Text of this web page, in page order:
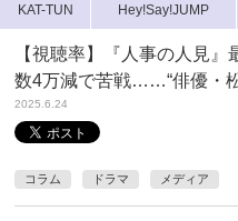
KAT-TUN Hey!Say!JUMP
【視聴率】『人事の人見
数4万減で苦戦……“俳優・
2025.6.24
コラム ドラマ メディア